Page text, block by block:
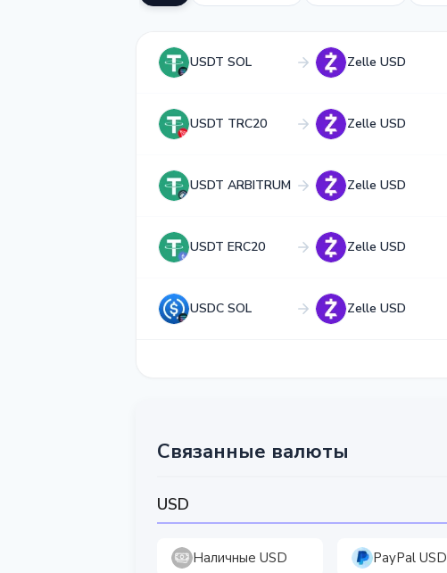
USDT SOL Zelle USD
USDT TRC20 Zelle USD
USDT ARBITRUM Zelle USD
USDT ERC20 Zelle USD
USDC SOL Zelle USD
Связанные валюты
USD
Наличные USD PayPal USD